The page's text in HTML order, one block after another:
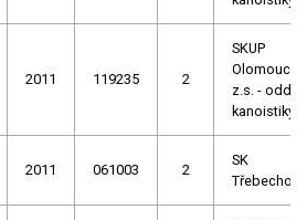
2011 119235 2
SKUP
Olomouc,
z.s. - oddíl
kanoistiky
2011 061003 2
SK